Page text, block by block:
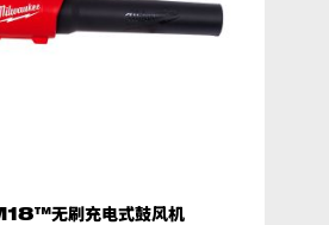
无刷充电式鼓风机